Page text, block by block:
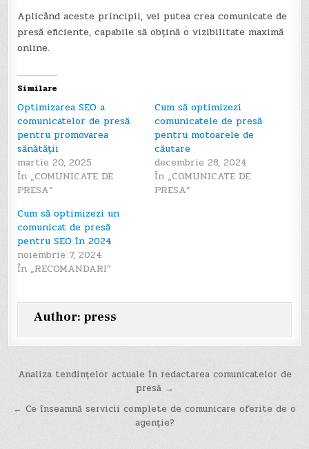
Aplicând aceste principii, vei putea crea comunicate de
presă eficiente, capabile să obțină o vizibilitate maximă
online.
Similare
Optimizarea SEO a
comunicatelor de presă
pentru promovarea
sănătății
martie 20, 2025
În „COMUNICATE DE
PRESA”
Cum să optimizezi
comunicatele de presă
pentru motoarele de
căutare
decembrie 28, 2024
În „COMUNICATE DE
PRESA”
Cum să optimizezi un
comunicat de presă
pentru SEO în 2024
noiembrie 7, 2024
În „RECOMANDARI”
Author: press
Navigare
articole
Analiza tendințelor actuale în redactarea comunicatelor de
presă →
← Ce înseamnă servicii complete de comunicare oferite de o
agenție?